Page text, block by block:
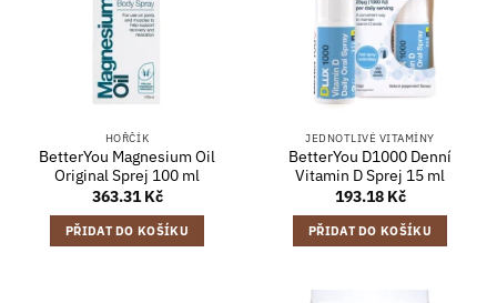
HOŘČÍK
BetterYou Magnesium Oil
Original Sprej 100 ml
363.31Kč
PŘIDAT DO KOŠÍKU
JEDNOTLIVÉ VITAMÍNY
BetterYou D1000 Denní
Vitamin D Sprej 15 ml
193.18 Kč
PŘIDAT DO KOŠÍKU